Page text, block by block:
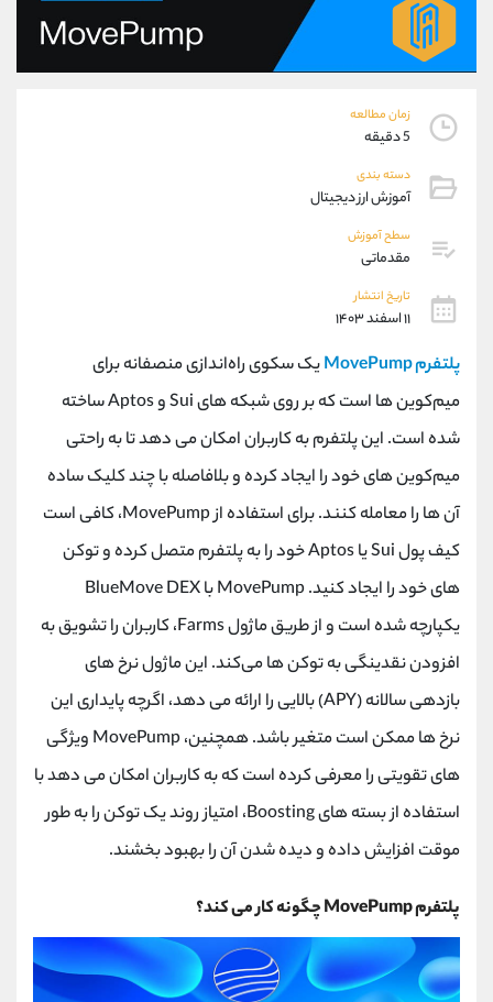
زمان مطالعه
5 دقیقه
دسته بندی
آموزش ارز دیجیتال
سطح آموزش
مقدماتی
تاریخ انتشار
۱۱ اسفند ۱۴۰۳
پلتفرم MovePump
یک سکوی راه‌اندازی منصفانه برای
میم‌کوین ‌ها است که بر روی شبکه ‌های Sui و Aptos ساخته
شده است. این پلتفرم به کاربران امکان می‌ دهد تا به‌ راحتی
میم‌کوین‌ های خود را ایجاد کرده و بلافاصله با چند کلیک ساده
آن ‌ها را معامله کنند. برای استفاده از MovePump، کافی است
کیف پول Sui یا Aptos خود را به پلتفرم متصل کرده و توکن‌
های خود را ایجاد کنید. MovePump با BlueMove DEX
یکپارچه شده است و از طریق ماژول Farms، کاربران را تشویق به
افزودن نقدینگی به توکن ‌ها می‌کند. این ماژول نرخ‌ های
بازدهی سالانه (APY) بالایی را ارائه می ‌دهد، اگرچه پایداری این
نرخ ‌ها ممکن است متغیر باشد. همچنین، MovePump ویژگی
‌های تقویتی را معرفی کرده است که به کاربران امکان می ‌دهد با
استفاده از بسته‌ های Boosting، امتیاز روند یک توکن را به ‌طور
موقت افزایش داده و دیده ‌شدن آن را بهبود بخشند.
پلتفرم MovePump چگونه کار می کند؟
09304891085
واتساپ شروع گفتگو
تلگرام
پشتیبان فروش
موبایل
اطلاعات تماس
تلفن 021-22021030
021-22021040
بدون پیش شماره
اینستاگرام @alireza.mehrabii
کانال تلگرام @alirezamehrabi_com
@alirezamehrabi_official